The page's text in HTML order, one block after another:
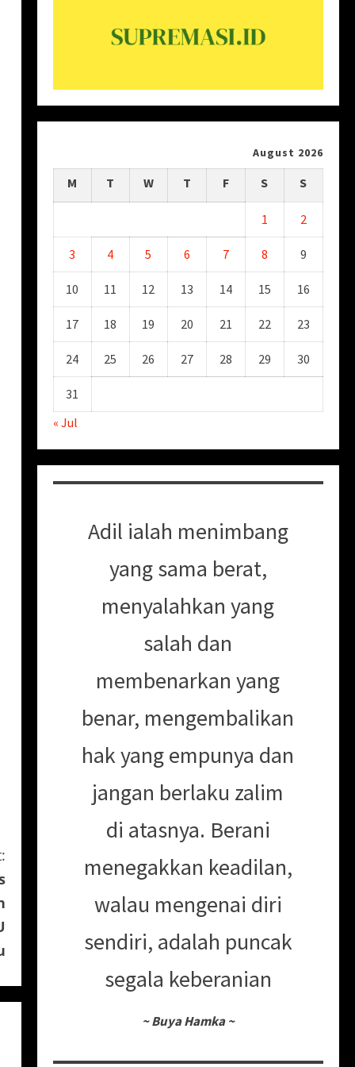
August 2026
M T W T F S S
1 2
3 4 5 6 7 8 9
10 11 12 13 14 15 16
17 18 19 20 21 22 23
24 25 26 27 28 29 30
31
« Jul
Adil ialah menimbang
yang sama berat,
menyalahkan yang
salah dan
membenarkan yang
benar, mengembalikan
hak yang empunya dan
jangan berlaku zalim
di atasnya. Berani
menegakkan keadilan,
walau mengenai diri
sendiri, adalah puncak
segala keberanian
~Buya Hamka ~